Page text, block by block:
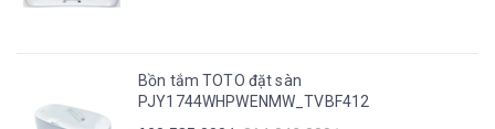
Bồn tắm TOTO đặt sàn
PJY1744WHPWENMW_TVBF412